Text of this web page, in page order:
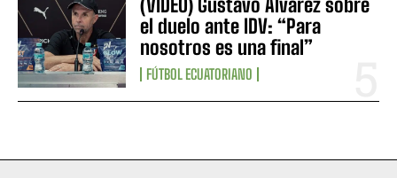
(VIDEO) Gustavo Álvarez sobre
el duelo ante IDV: “Para
nosotros es una final”
FÚTBOL ECUATORIANO